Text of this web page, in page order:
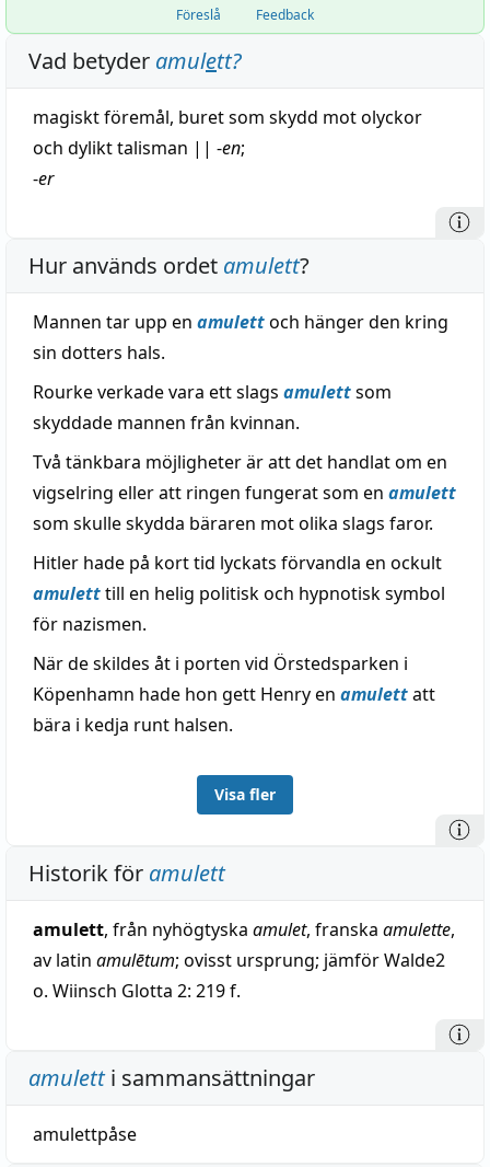
Föreslå Feedback
Vad betyder amulett?
magisktföremål, buret som skydd mot olyckor
och dylikttalisman || -en;
-er
Hur används ordet amulett?
Mannen tar upp en amulettoch hänger den kring
sin dotters hals.
Rourke verkade vara ett slags amulettsom
skyddade mannen från kvinnan.
Två tänkbara möjligheter är att det handlat om en
vigselring eller att ringen fungerat som en amulett
som skulle skydda bäraren mot olika slags faror.
Hitler hade på kort tid lyckats förvandla en ockult
amuletttill en helig politisk och hypnotisk symbol
för nazismen.
När de skildes åt i porten vid Örstedsparken i
Köpenhamn hade hon gett Henry en amulettatt
bära i kedja runt halsen.
Visa fler
Historik för amulett
amulett, från nyhögtyska amulet, franska amulette,
av latin amulētum; ovisst ursprung; jämför Walde2
o. Wiinsch Glotta 2: 219 f.
amuletti sammansättningar
amulettpåse